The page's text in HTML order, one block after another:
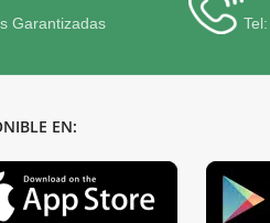
Garantizadas
EN: